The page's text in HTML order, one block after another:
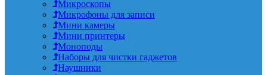
Микроскопы
Микрофоны для записи
Мини камеры
Мини принтеры
Моноподы
Наборы для чистки гаджетов
Наушники